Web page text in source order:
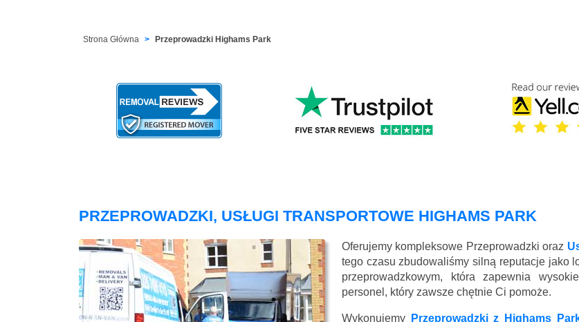
Strona Główna Przeprowadzki Highams Park
PRZEPROWADZKI, USŁUGI TRANSPORTOWE HIGHAMS PARK
Oferujemy kompleksowe Przeprowadzki oraz
tego czasu zbudowaliśmy silną reputacje jako
przeprowadzkowym, która zapewnia
personel, który zawsze chętnie Ci pomoże.
Wykonujemy Przeprowadzki z Highams